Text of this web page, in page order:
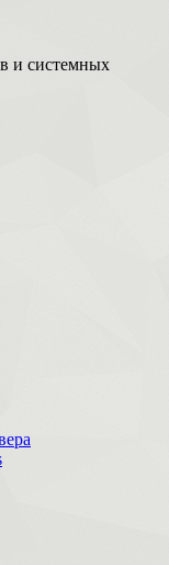
и системных